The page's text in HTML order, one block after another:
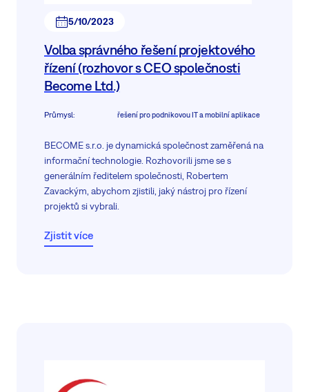
5/10/2023
Volba správného řešení projektového
řízení (rozhovor s CEO společnosti
Become Ltd.)
Průmysl: řešení pro podnikovou IT a mobilní aplikace
BECOME s.r.o. je dynamická společnost zaměřená na
informační technologie. Rozhovorili jsme se s
generálním ředitelem společnosti, Robertem
Zavackým, abychom zjistili, jaký nástroj pro řízení
projektů si vybrali.
Zjistit více